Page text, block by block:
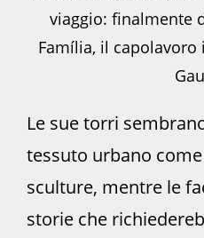
viaggio: finalmente
Família, il
Le sue torri
tessuto urbano
sculture, mentre le
storie che